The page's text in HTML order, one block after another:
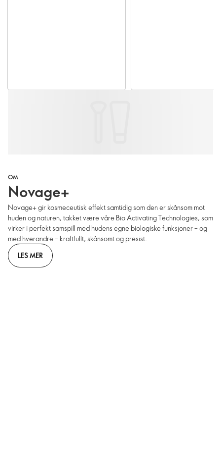
OM
Novage+
Novage+ gir kosmeceutisk effekt samtidig som den er skånsom mot
huden og naturen, takket være våre Bio Activating Technologies, som
virker i perfekt samspill med hudens egne biologiske funksjoner – og
med hverandre – kraftfullt, skånsomt og presist.
LES MER